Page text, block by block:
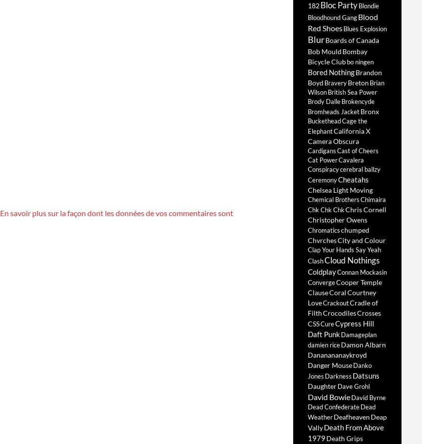
En savoir plus sur la façon dont les données de vos commentaires sont
182 Bloc PartyBlondie
Bloodhound GangBlood
Red ShoesBlues Explosion
BlurBoards of Canada
Bob Mould Bombay
Bicycle Clubbo ningen
Bored NothingBrandon
Boyd BraveryBreton Brian
WilsonBritish Sea Power
Brody DalleBrokencyde
Bromheads JacketBronx
BucketheadCage the
ElephantCalifornia X
Camera Obscura
CardigansCast of Cheers
Cat PowerCavalera
Conspiracycerebral ballzy
CeremonyCheatahs
Chelsea Light Moving
Chemical BrothersChimaira
Chk Chk ChkChris Cornell
Christopher Owens
Chromaticschumped
ChvrchesCity and Colour
Clap Your Hands Say Yeah
ClashCloud Nothings
ColdplayConnan Mockasin
ConvergeCooper Temple
ClauseCoralCourtney
LoveCrackoutCradle of
FilthCrocodilesCrosses
CSSCureCypress Hill
Daft PunkDamageplan
damien riceDamon Albarn
Dananananaykroyd
Danger MouseDanko
Jones Darkness Datsuns
DaughterDave Grohl
David BowieDavid Byrne
Dead ConfederateDead
WeatherDeafheaven Deap
VallyDeath From Above
1979 Death Grips